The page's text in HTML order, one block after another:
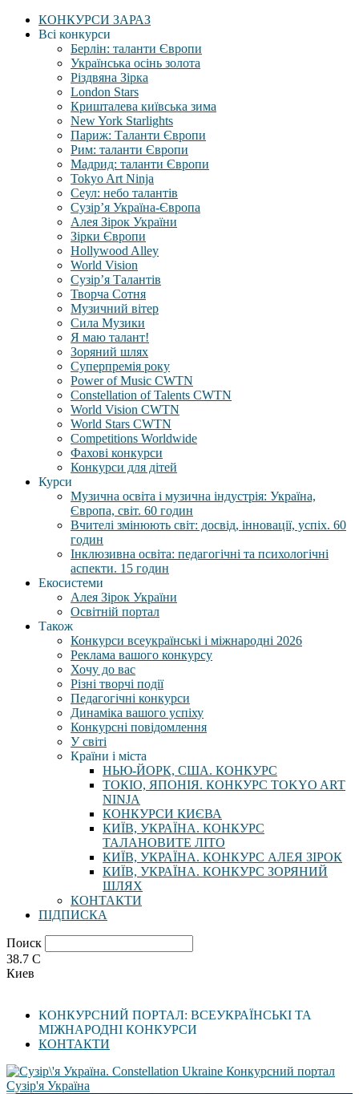
КОНКУРСИ ЗАРАЗ
Всі конкурси
Берлін: таланти Європи
Українська осінь золота
Різдвяна Зірка
London Stars
Кришталева київська зима
New York Starlights
Париж: Таланти Європи
Рим: таланти Європи
Мадрид: таланти Європи
Tokyo Art Ninja
Сеул: небо талантів
Сузір’я Україна-Європа
Алея Зірок України
Зірки Європи
Hollywood Alley
World Vision
Сузір’я Талантів
Творча Сотня
Музичний вітер
Сила Музики
Я маю талант!
Зоряний шлях
Суперпремія року
Power of Music CWTN
Constellation of Talents CWTN
World Vision CWTN
World Stars CWTN
Competitions Worldwide
Фахові конкурси
Конкурси для дітей
Курси
Музична освіта і музична індустрія: Україна,
Європа, світ. 60 годин
Вчителі змінюють світ: досвід, інновації, успіх. 60
годин
Інклюзивна освіта: педагогічні та психологічні
аспекти. 15 годин
Екосистеми
Алея Зірок України
Освітній портал
Також
Конкурси всеукраїнські і міжнародні 2026
Реклама вашого конкурсу
Хочу до вас
Різні творчі події
Педагогічні конкурси
Динаміка вашого успіху
Конкурсні повідомлення
У світі
Країни і міста
НЬЮ-ЙОРК, США. КОНКУРС
ТОКІО, ЯПОНІЯ. КОНКУРС TOKYO ART
NINJA
КОНКУРСИ КИЄВА
КИЇВ, УКРАЇНА. КОНКУРС
ТАЛАНОВИТЕ ЛІТО
КИЇВ, УКРАЇНА. КОНКУРС АЛЕЯ ЗІРОК
КИЇВ, УКРАЇНА. КОНКУРС ЗОРЯНИЙ
ШЛЯХ
КОНТАКТИ
ПІДПИСКА
Поиск
38.7 C
Киев
КОНКУРСНИЙ ПОРТАЛ: ВСЕУКРАЇНСЬКІ ТА
МІЖНАРОДНІ КОНКУРСИ
КОНТАКТИ
Конкурсний портал
Сузір'я Україна